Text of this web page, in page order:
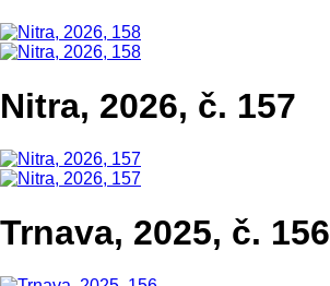
Nitra, 2026, č. 157
Trnava, 2025, č. 156